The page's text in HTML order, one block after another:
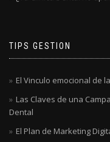
TIPS GESTION
El Vinculo emocional de
Las Claves de una
Dental
El Plan de Marketing